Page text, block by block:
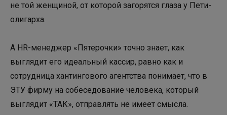
не той женщиной, от которой загорятся глаза у Пети-
олигарха.
А HR-менеджер «Пятерочки» точно знает, как
выглядит его идеальный кассир, равно как и
сотрудница хантингового агентства понимает, что в
ЭТУ фирму на собеседование человека, который
выглядит «ТАК», отправлять не имеет смысла.